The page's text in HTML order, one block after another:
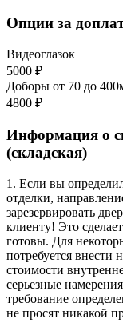
Опции за
Видеоглазок
5000 ₽
Доборы от 70 до
4800 ₽
Информация о
(складская)
1. Если вы
отделки,
зарезервировать
клиенту! Это
готовы. Для
потребуется
стоимости
серьезные
требование
не просят никакой